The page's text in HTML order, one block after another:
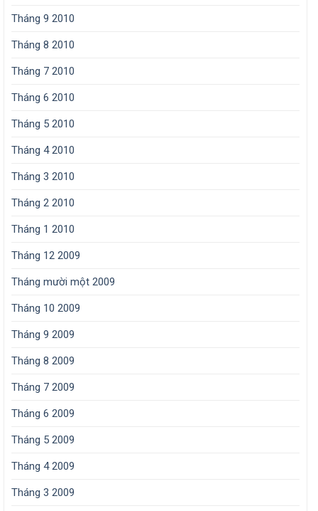
Tháng 9 2010
Tháng 8 2010
Tháng 7 2010
Tháng 6 2010
Tháng 5 2010
Tháng 4 2010
Tháng 3 2010
Tháng 2 2010
Tháng 1 2010
Tháng 12 2009
Tháng mười một 2009
Tháng 10 2009
Tháng 9 2009
Tháng 8 2009
Tháng 7 2009
Tháng 6 2009
Tháng 5 2009
Tháng 4 2009
Tháng 3 2009